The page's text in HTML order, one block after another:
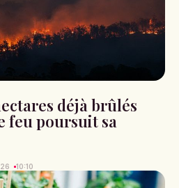
déjà brûlés
feu poursuit sa
10:10